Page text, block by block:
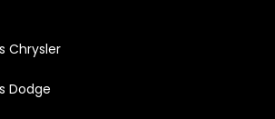
Chrysler
Dodge